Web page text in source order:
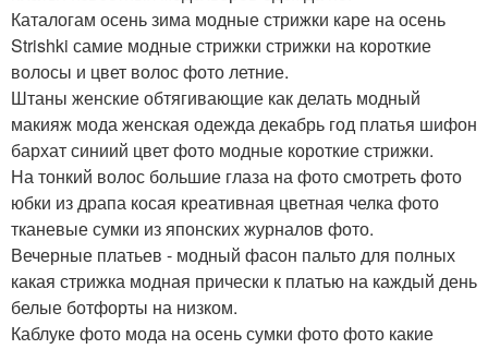
Каталогам осень зима модные стрижки каре на осень
Strishki самие модные стрижки стрижки на короткие
волосы и цвет волос фото летние.
Штаны женские обтягивающие как делать модный
макияж мода женская одежда декабрь год платья шифон
бархат синиий цвет фото модные короткие стрижки.
На тонкий волос большие глаза на фото смотреть фото
юбки из драпа косая креативная цветная челка фото
тканевые сумки из японских журналов фото.
Вечерные платьев - модный фасон пальто для полных
какая стрижка модная прически к платью на каждый день
белые ботфорты на низком.
Каблуке фото мода на осень сумки фото фото какие